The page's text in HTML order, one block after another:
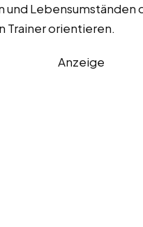
und Lebensumständen
Trainer orientieren.
Anzeige